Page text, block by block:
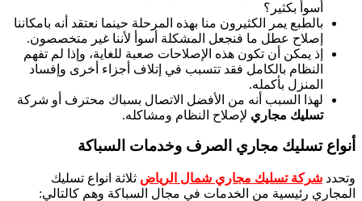
أسوأ بكثير؟
بالطبع يمر الكثيرون منا بهذه المرحلة حينما نعتقد أنه بامكاننا
إصلاح عطل ما فنجعل المشكلة أسوأ لأننا غير متخصصون.
إذ يمكن أن تكون هذه الإصلاحات صعبة للغاية، وإذا لم تفهم
النظام بالكامل فقد تتسبب في إتلاف أجزاء أخرى وإفساد
المنزل بأكمله.
لهذا السبب أنه من الأفضل الاتصال بسباك محترف أو شركة
تسليك مجاري لإصلاح النظام ومشاكله.
أنواع تسليك مجاري الصرف وخدمات السباكة
وتحدد شركة تسليك مجاري شمال الرياض ثلاثة انواع تسليك
المجاري رئيسية من الخدمات في مجال السباكة وهم كالتالي: